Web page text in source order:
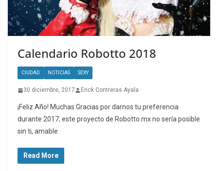
Calendario Robotto 2018
CIUDAD NOTICIAS SEXY
30 diciembre, 2017 Erick Contreras Ayala
¡Feliz Año! Muchas Gracias por darnos tu preferencia
durante 2017, este proyecto de Robotto.mx no sería posible
sin ti, amable
Read More